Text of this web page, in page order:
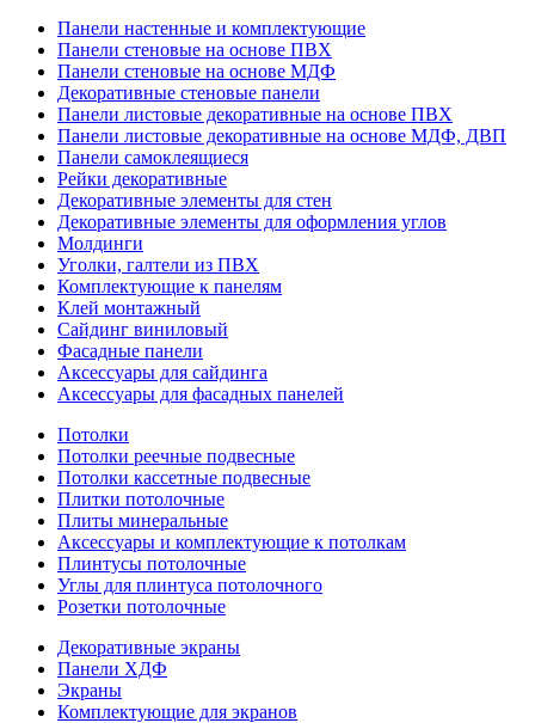
Панели настенные и комплектующие
Панели стеновые на основе ПВХ
Панели стеновые на основе МДФ
Декоративные стеновые панели
Панели листовые декоративные на основе ПВХ
Панели листовые декоративные на основе МДФ, ДВП
Панели самоклеящиеся
Рейки декоративные
Декоративные элементы для стен
Декоративные элементы для оформления углов
Молдинги
Уголки, галтели из ПВХ
Комплектующие к панелям
Клей монтажный
Сайдинг виниловый
Фасадные панели
Аксессуары для сайдинга
Аксессуары для фасадных панелей
Потолки
Потолки реечные подвесные
Потолки кассетные подвесные
Плитки потолочные
Плиты минеральные
Аксессуары и комплектующие к потолкам
Плинтусы потолочные
Углы для плинтуса потолочного
Розетки потолочные
Декоративные экраны
Панели ХДФ
Экраны
Комплектующие для экранов